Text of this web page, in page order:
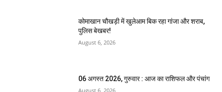
कोमाखान चौखड़ी में खुलेआम बिक रहा गांजा और शराब,
पुलिस बेखबर!
August 6, 2026
06 अगस्त 2026, गुरुवार : आज का राशिफल और पंचांग
August 6, 2026